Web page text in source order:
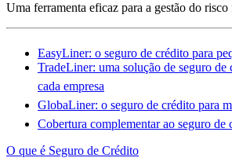
Uma ferramenta eficaz para a gestão do
EasyLiner: o seguro de crédito para
TradeLiner: uma solução de seguro de
cada empresa
GlobaLiner: o seguro de crédito para
Cobertura complementar ao seguro de
O que é Seguro de Crédito